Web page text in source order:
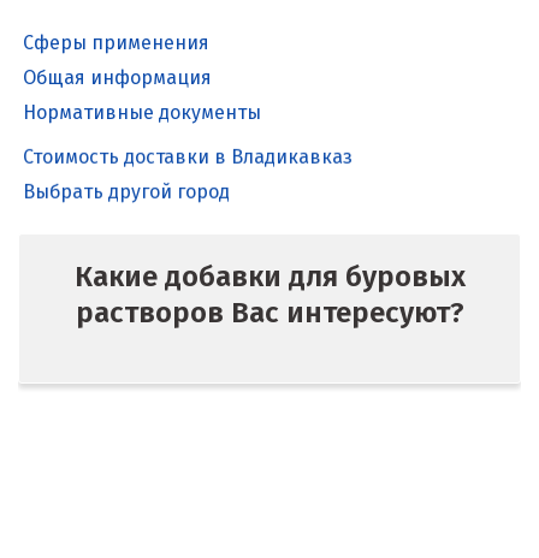
Сферы применения
Общая информация
Нормативные документы
Стоимость доставки в Владикавказ
Выбрать другой город
Какие добавки для буровых
растворов Вас интересуют?